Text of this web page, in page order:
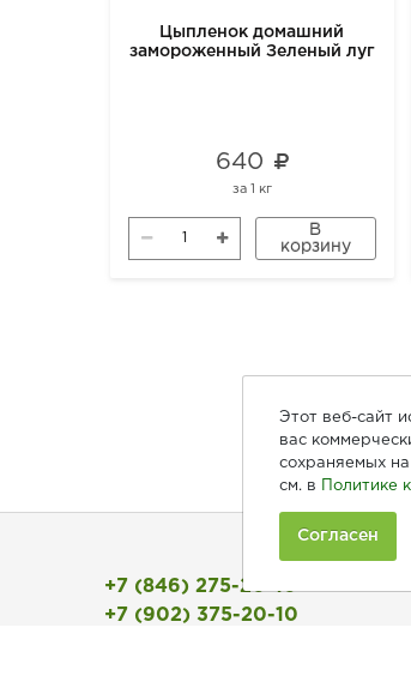
Цыпленок домашний
замороженный Зеленый луг
640
за 1 кг
В
корзину
+7 (846) 275-20-10
+7 (902) 375-20-10
Этот веб-сайт
вас
сохраняемых
см. в
Политике
Согласен